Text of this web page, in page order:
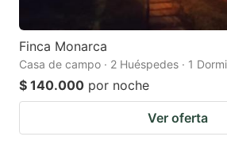
Finca Monarca
Casa de campo · 2 Huéspedes · 1
$ 140.000 por noche
Ver oferta